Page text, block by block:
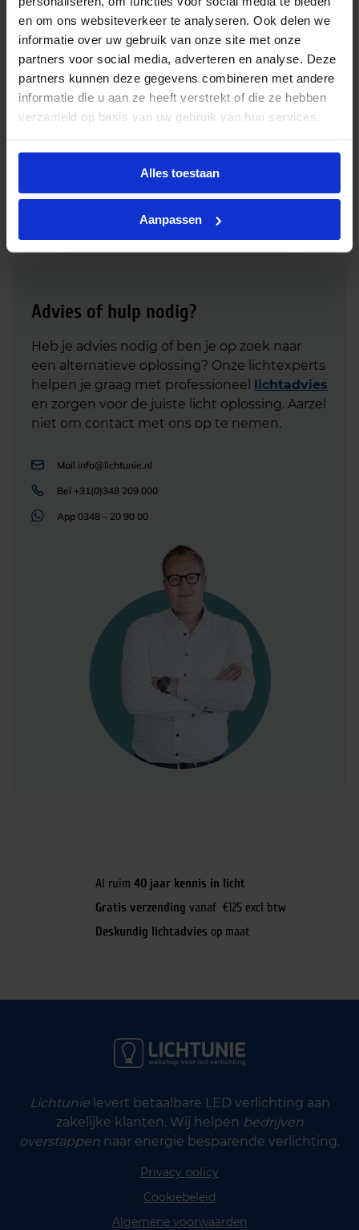
en om ons websiteverkeer te analyseren. Ook delen we
informatie over uw gebruik van onze site met onze
partners voor social media, adverteren en analyse. Deze
partners kunnen deze gegevens combineren met andere
informatie die u aan ze heeft verstrekt of die ze hebben
verzameld op basis van uw gebruik van hun services.
Alles toestaan
Aanpassen
Bijbehorende producten
GU10 fitting 230V
+
-
In
€0,52
Advies of hulp nodig?
Heb je advies nodig of ben je op zoek naar
een alternatieve oplossing? Onze lichtexperts
helpen je graag met professioneel lichtadvies
en zorgen voor de juiste licht oplossing. Aarzel
niet om contact met ons op te nemen.
Mail info@lichtunie.nl
Bel +31(0)348 209 000
App 0348 – 20 90 00
Al ruim 40 jaar kennis in licht
Gratis verzending vanaf €125 excl btw
Deskundig lichtadvies op maat
Lichtunielevert betaalbare LED verlichting aan
zakelijke klanten. Wij helpen bedrijven
overstappen naar energie besparende verlichting.
Privacy policy
Cookiebeleid
Algemene voorwaarden